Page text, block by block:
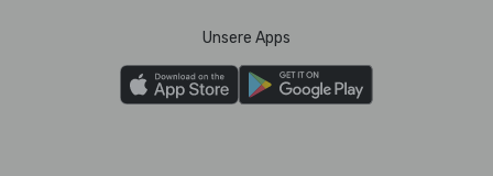
Unsere Apps